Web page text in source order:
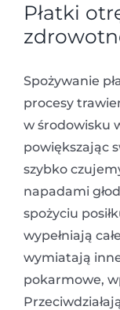
Płatki
Spożywanie
procesy
w środowisku
powiększając
szybko
napadami
spożyciu
wypełniają
wymiatają
pokarmowe,